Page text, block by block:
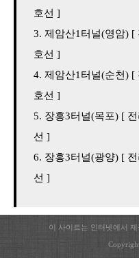
호선 ]
제암산1터널(영암) [
호선 ]
제암산1터널(순천) [
호선 ]
장흥3터널(목포) [
선 ]
장흥3터널(광양) [
선 ]
이 사이트는 인터넷에서